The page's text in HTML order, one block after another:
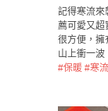
記得寒流來
薦可愛又超
很方便，擁
山上衝一波
#保暖 #寒流